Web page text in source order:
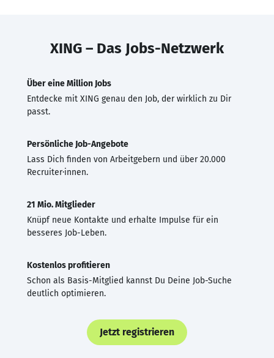
XING – Das Jobs-Netzwerk
Über eine Million Jobs
Entdecke mit XING genau den Job, der wirklich zu Dir
passt.
Persönliche Job-Angebote
Lass Dich finden von Arbeitgebern und über 20.000
Recruiter·innen.
21 Mio. Mitglieder
Knüpf neue Kontakte und erhalte Impulse für ein
besseres Job-Leben.
Kostenlos profitieren
Schon als Basis-Mitglied kannst Du Deine Job-Suche
deutlich optimieren.
Jetzt registrieren